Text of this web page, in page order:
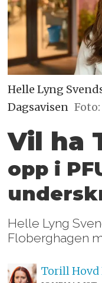
Helle Lyng
Dagsavisen
Vil ha
opp i
Helle Lyng
Floberghagen
Torill Hovd